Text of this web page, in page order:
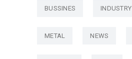
BUSSINES INDUSTRY
METAL NEWS